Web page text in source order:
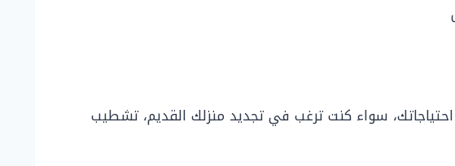
سواء كنت ترغب في تجديد منزلك القديم، تشطيب